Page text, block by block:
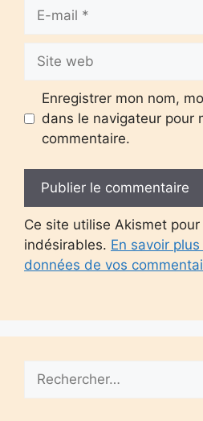
mail
web
Enregistrer mon nom,
dans le navigateur pour
commentaire.
Ce site utilise Akismet
indésirables. En savoir
données de vos